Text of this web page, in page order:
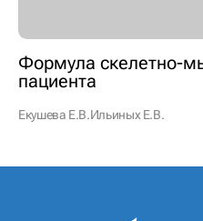
Формула скелетно-
пациента
Екушева Е.В.Ильиных Е.В.